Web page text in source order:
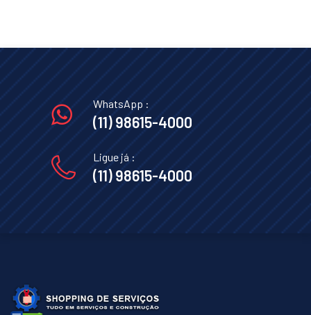
WhatsApp :
(11) 98615-4000
Ligue já :
(11) 98615-4000